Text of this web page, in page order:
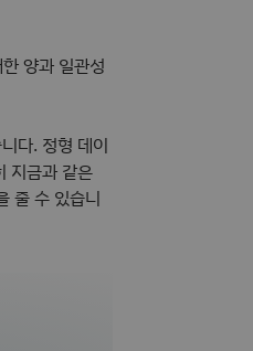
양과 일관성
다. 정형 데이
지금과 같은
줄 수 있습니